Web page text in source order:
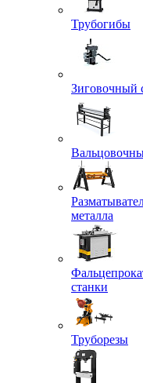
Трубогибы
Зиговочный
металла
станки
Труборезы